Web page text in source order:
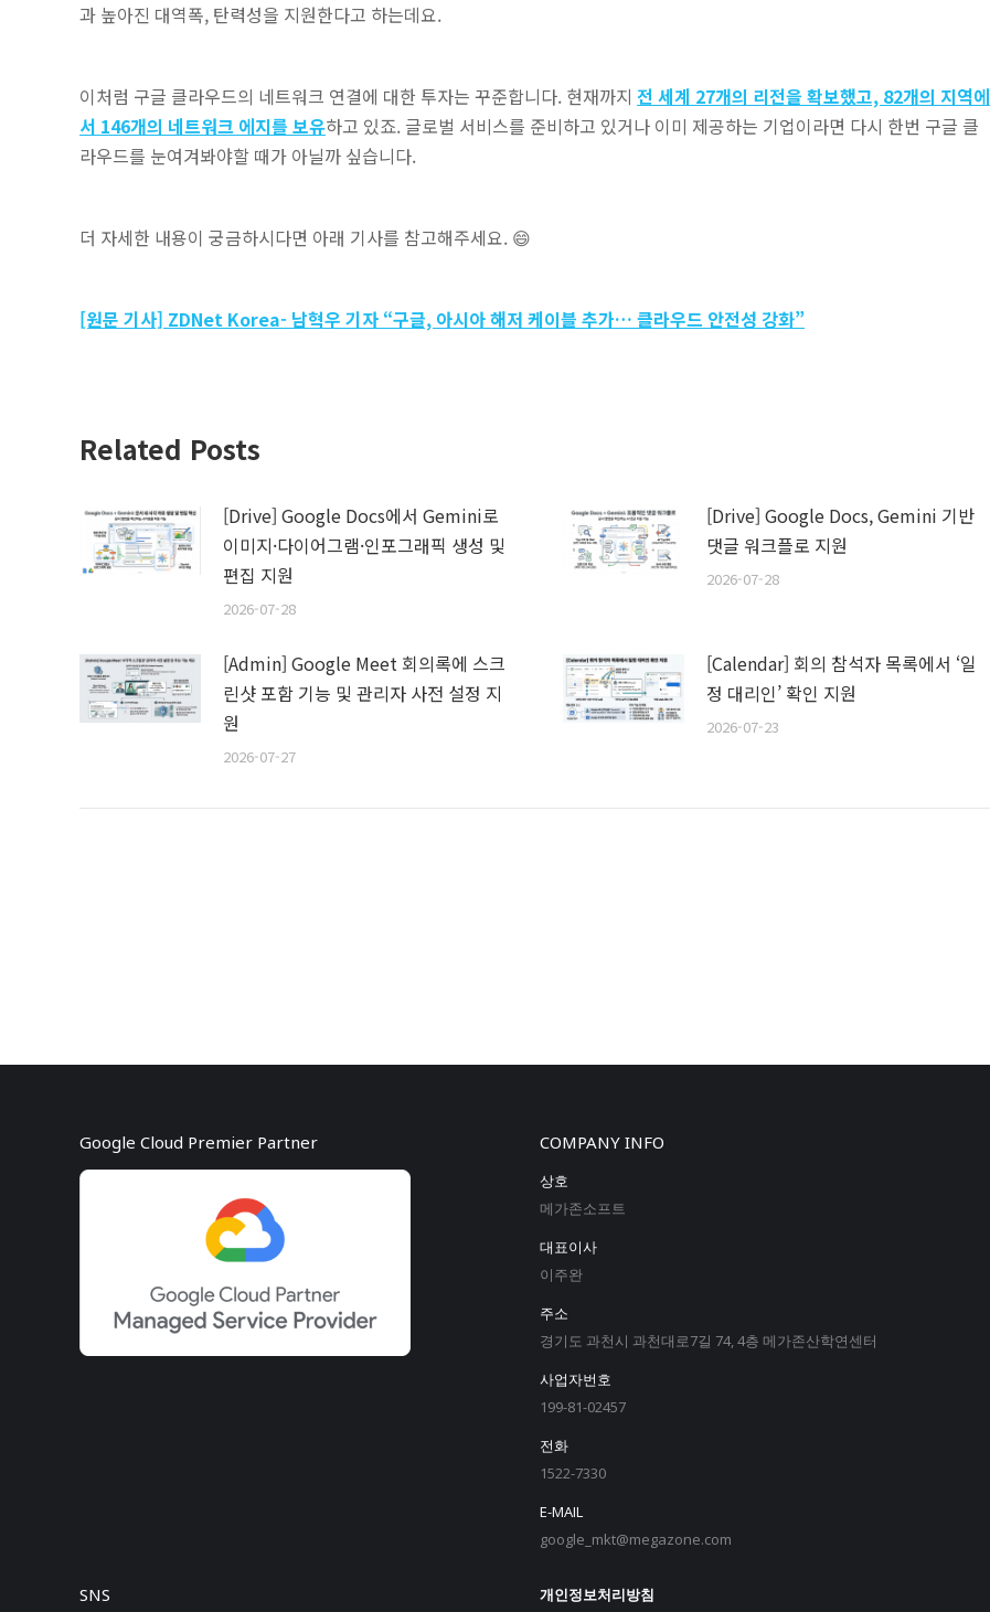
과 높아진 대역폭, 탄력성을 지원한다고 하는데요.
이처럼 구글 클라우드의 네트워크 연결에 대한 투자는 꾸준합니다. 현재까지 전 세계 27개의 리전을 확보했고, 82개의 지역에
서 146개의 네트워크 에지를 보유하고 있죠. 글로벌 서비스를 준비하고 있거나 이미 제공하는 기업이라면 다시 한번 구글 클
라우드를 눈여겨봐야할 때가 아닐까 싶습니다.
더 자세한 내용이 궁금하시다면 아래 기사를 참고해주세요. 😄
[원문 기사] ZDNet Korea- 남혁우 기자 “구글, 아시아 해저 케이블 추가… 클라우드 안전성 강화”
Related Posts
[Drive] Google Docs에서 Gemini로
이미지·다이어그램·인포그래픽 생성 및
편집 지원
2026-07-28
[Drive] Google Docs, Gemini 기반
댓글 워크플로 지원
2026-07-28
[Admin] Google Meet 회의록에 스크
린샷 포함 기능 및 관리자 사전 설정 지
원
2026-07-27
[Calendar] 회의 참석자 목록에서 ‘일
정 대리인’ 확인 지원
2026-07-23
Google Cloud Premier Partner COMPANY INFO
상호
메가존소프트
대표이사
이주완
주소
경기도 과천시 과천대로7길 74, 4층 메가존산학연센터
사업자번호
199-81-02457
전화
1522-7330
E-MAIL
google_mkt@megazone.com
SNS 개인정보처리방침